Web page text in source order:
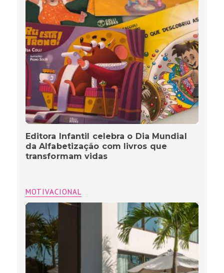
Editora Infantil celebra o Dia Mundial
da Alfabetização com livros que
transformam vidas
MOTIVACIONAL